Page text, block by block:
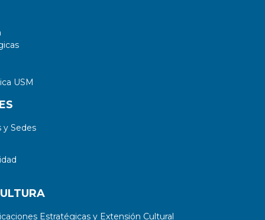
USM
Sedes
Estratégicas y Extensión Cultural